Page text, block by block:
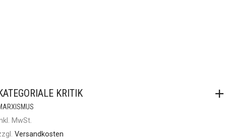
KRITIK
MwSt.
Versandkosten